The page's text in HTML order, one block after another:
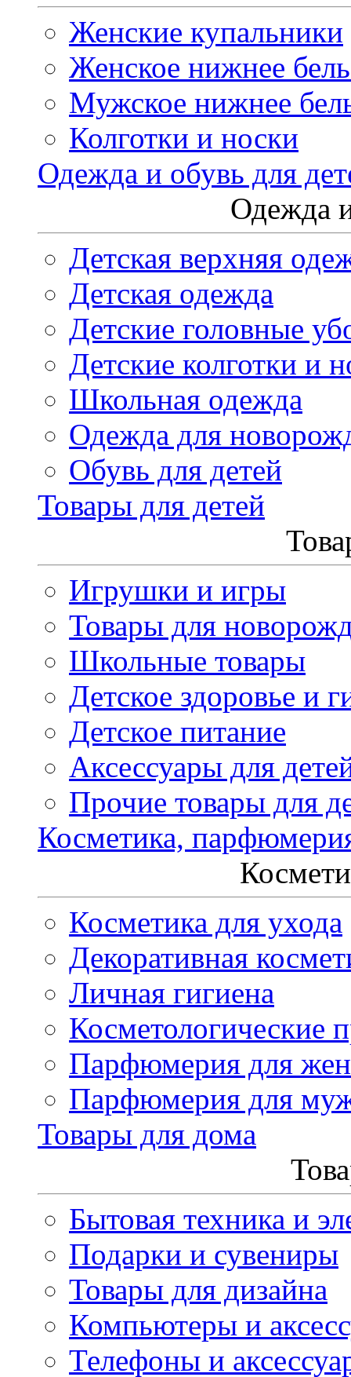
Женские купальники
Женское нижнее
Мужское нижнее
Колготки и носки
Одежда и обувь для
Одежда
Детская верхняя
Детская одежда
Детские головные
Детские колготки и
Школьная одежда
Одежда для
Обувь для детей
Товары для детей
Игрушки и игры
Товары для
Школьные товары
Детское здоровье и
Детское питание
Аксессуары для
Прочие товары для
Косметика,
Косметика для ухода
Декоративная
Личная гигиена
Косметологические
Парфюмерия для
Парфюмерия для
Товары для дома
Бытовая техника и
Подарки и сувениры
Товары для дизайна
Компьютеры и
Телефоны и